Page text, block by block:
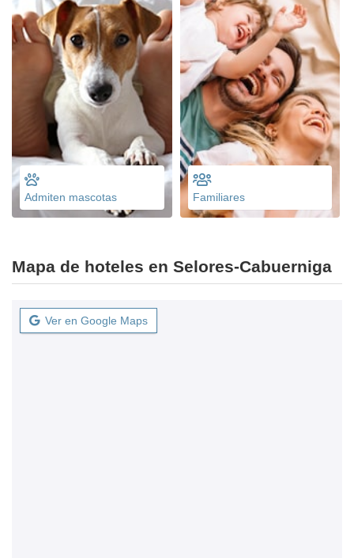
Admiten mascotas Familiares
Mapa de hoteles en Selores-Cabuerniga
Ver en Google Maps